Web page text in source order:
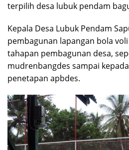
terpilih desa lubuk pendam
Kepala Desa Lubuk Pendam
pembagunan lapangan bola
tahapan pembagunan desa,
mudrenbangdes sampai
penetapan apbdes.